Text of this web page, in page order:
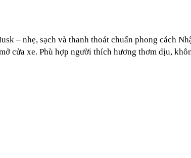
– nhẹ, sạch và thanh thoát chuẩn phong cách
cửa xe. Phù hợp người thích hương thơm dịu,